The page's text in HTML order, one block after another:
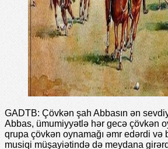
GADTB: Çövkən şah Abbasın ən
Abbas, ümumiyyətlə hər gecə çövkən
qrupa çövkən oynamağı əmr edərdi və
musiqi müşayiətində də meydana